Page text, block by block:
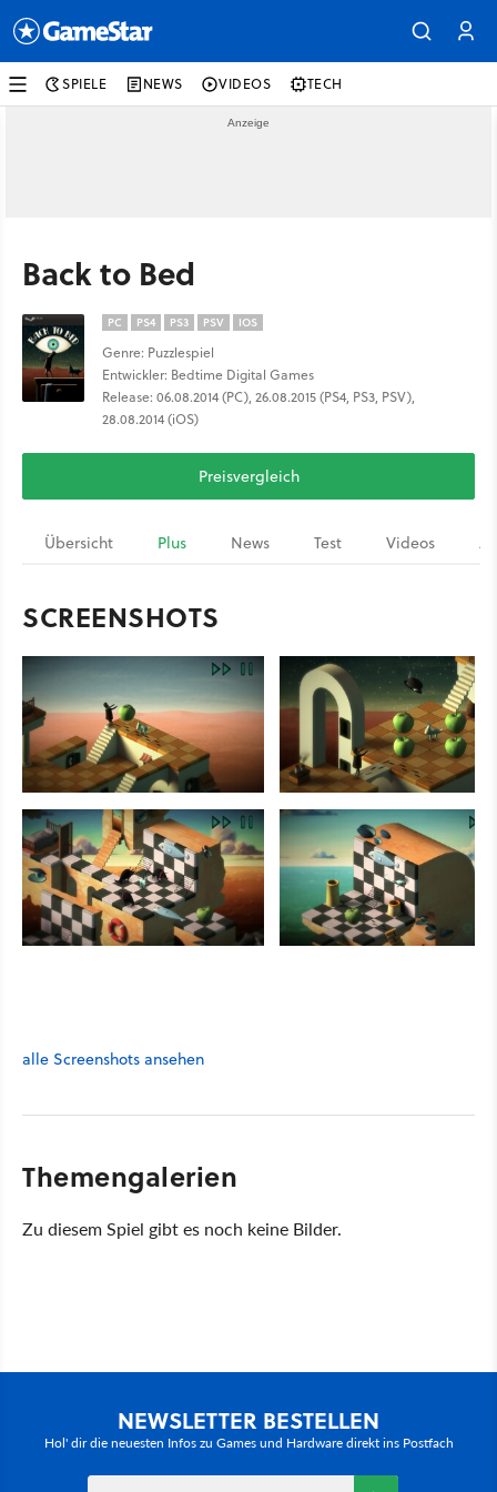
SPIELE NEWS VIDEOS TECH
Back to Bed
PC PS4 PS3 PSV IOS
Genre: Puzzlespiel
Entwickler: Bedtime Digital Games
Release: 06.08.2014 (PC), 26.08.2015 (PS4, PS3, PSV),
28.08.2014 (iOS)
Preisvergleich
Übersicht Plus News Test Videos
SCREENSHOTS
alle Screenshots ansehen
Themengalerien
Zu diesem Spiel gibt es noch keine Bilder.
NEWSLETTER BESTELLEN
Hol' dir die neuesten Infos zu Games und Hardware direkt ins Postfach